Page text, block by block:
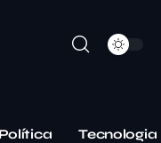
Política Tecnologia